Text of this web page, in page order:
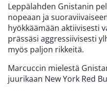
Leppälahden Gnistanin
nopeaan ja
hyökkäämään aktiivisesti
prässäsi aggressiivisesti
myös paljon rikkeitä.
Marcuccin mielestä
juurikaan New York Red